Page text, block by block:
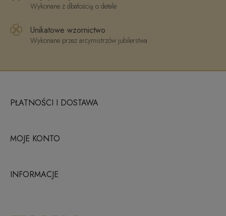
Wykonane z dbałością o detale
Unikatowe wzornictwo
Wykonane przez arcymistrzów jubilerstwa
PŁATNOŚCI I DOSTAWA
MOJE KONTO
INFORMACJE